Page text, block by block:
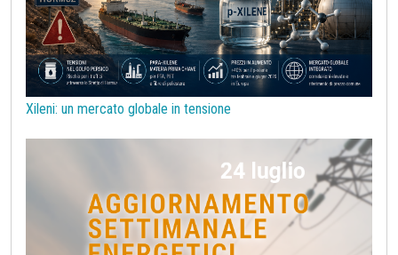
Prodotti di base per costruzioni Rame
Sanzioni UE alla Russia Semiconduttori Should Cost
Silicio Stagno Strumenti Superciclo
Tassi di Cambio Tecnopolimeri Tensioattivi
Termoplastiche di base
Zinco
covid19lab melamina
Xileni: un mercato globale in tensione